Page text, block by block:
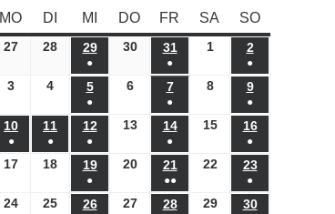
MO MONTAG
DI DIENSTAG
MI MITTWOCH
DO DONNERSTAG
FR FREITAG
SA SAMSTAG
SOSONNTAG
27 27.07.2026
28 28.07.2026
2929.07.2026
●
(1
Veranstaltung)
3030.07.2026
3131.07.2026
●
(1
Veranstaltung)
101.08.2026
202.08.2026
●
(1
Veranstaltung)
3 03.08.2026
4 04.08.2026
505.08.2026
●
(1
Veranstaltung)
606.08.2026
707.08.2026
●
(1
Veranstaltung)
808.08.2026
909.08.2026
●
(1
Veranstaltung)
10 10.08.2026
●
(1
Veranstaltung)
11 11.08.2026
●
(1
Veranstaltung)
1212.08.2026
●
(1
Veranstaltung)
1313.08.2026
1414.08.2026
●
(1
Veranstaltung)
1515.08.2026
1616.08.2026
●
(1
Veranstaltung)
17 17.08.2026
18 18.08.2026
1919.08.2026
●
(1
2020.08.2026
2121.08.2026
●●
(2
2222.08.2026
2323.08.2026
●
(1
24 24.08.2026
25 25.08.2026
2626.08.2026
2727.08.2026
2828.08.2026
2929.08.2026
3030.08.2026